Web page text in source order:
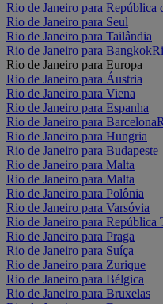
Rio de Janeiro para República
Rio de Janeiro para Seul
Rio de Janeiro para Tailândia
Rio de Janeiro para Bangkok
Rio de Janeiro para Europa
Rio de Janeiro para Áustria
Rio de Janeiro para Viena
Rio de Janeiro para Espanha
Rio de Janeiro para Barcelona
Rio de Janeiro para Hungria
Rio de Janeiro para Budapeste
Rio de Janeiro para Malta
Rio de Janeiro para Malta
Rio de Janeiro para Polônia
Rio de Janeiro para Varsóvia
Rio de Janeiro para República
Rio de Janeiro para Praga
Rio de Janeiro para Suíça
Rio de Janeiro para Zurique
Rio de Janeiro para Bélgica
Rio de Janeiro para Bruxelas